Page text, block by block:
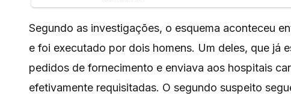
Segundo as investigações, o esquema aconteceu
e foi executado por dois homens. Um deles, que já
pedidos de fornecimento e enviava aos hospitais
efetivamente requisitadas. O segundo suspeito